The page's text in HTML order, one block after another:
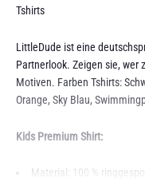
Tshirts
LittleDude ist eine
Partnerlook. Zeigen sie, wer
Motiven. Farben Tshirts:
Orange, Sky Blau,
Kids Premium Shirt:
Material: 100 %